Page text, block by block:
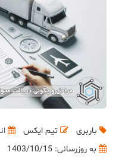
باربری تیم ایکس
به روزرسانی: 1403/10/15